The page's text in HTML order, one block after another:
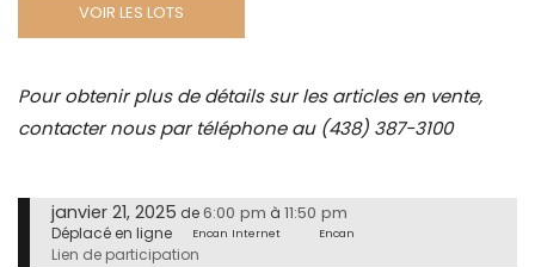
VOIR LES LOTS
Pour obtenir plus de détails sur les articles en vente,
contacter nous par téléphone au (438) 387-3100
janvier 21, 2025 de6:00 pm à 11:50 pm
Déplacé en ligne Encan Internet Encan
Lien de participation